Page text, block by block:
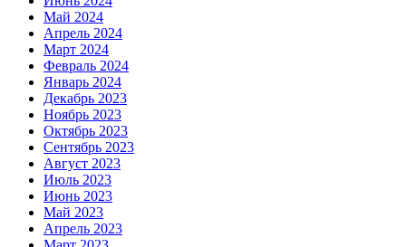
Май 2024
Апрель 2024
Март 2024
Февраль 2024
Январь 2024
Декабрь 2023
Ноябрь 2023
Октябрь 2023
Сентябрь 2023
Август 2023
Июль 2023
Июнь 2023
Май 2023
Апрель 2023